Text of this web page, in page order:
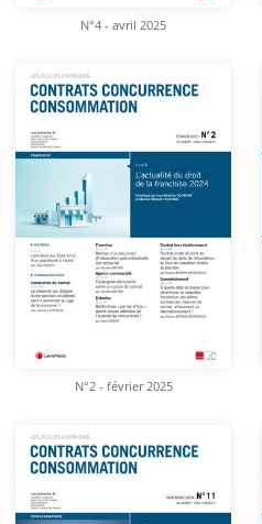
N°4 - avril 2025
N°2 - février 2025